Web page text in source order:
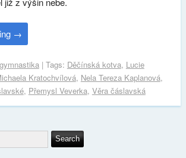
→
| Tags: Děčínská kotva, Lucie
Kratochvílová, Nela Tereza Kaplanová,
, Přemysl Veverka, Věra čáslavská